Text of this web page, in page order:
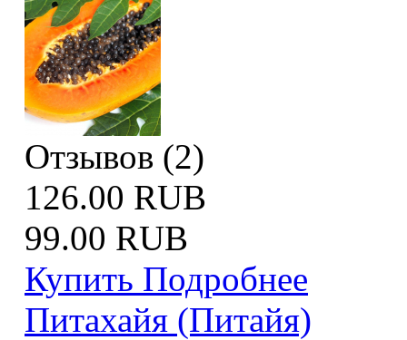
Отзывов (2)
126.00 RUB
99.00 RUB
Купить Подробнее
Питахайя (Питайя)